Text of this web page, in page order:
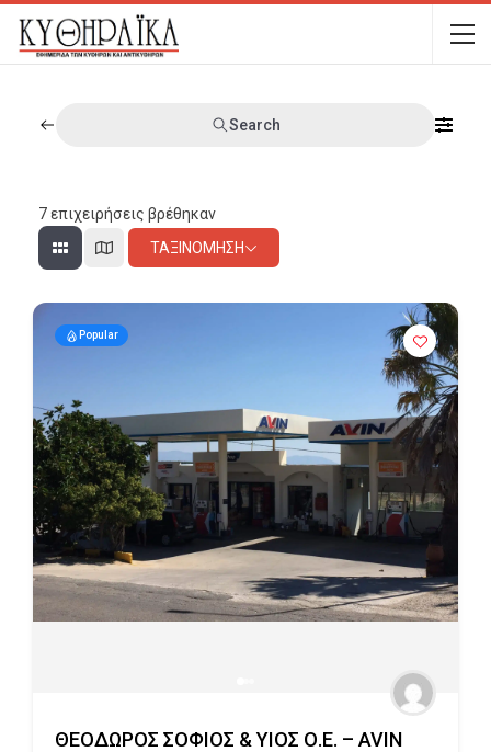
Search
7επιχειρήσεις βρέθηκαν
ΤΑΞΙΝΌΜΗΣΗ
Popular
ΘΕΟΔΩΡΟΣ ΣΟΦΙΟΣ & ΥΙΟΣ Ο.Ε. – AVIN